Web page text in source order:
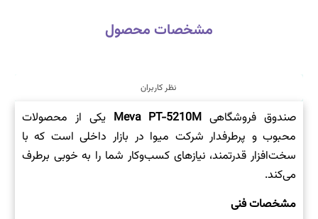
مشخصات محصول
نظر کاربران
صندوق فروشگاهیMeva PT-5210M
یکی از محصولات
محبوب و پرطرفدار شرکت میوا در بازار داخلی است که با
سخت‌افزار قدرتمند، نیازهای کسب‌وکار شما را به خوبی برطرف
می‌کند.
مشخصات فنی